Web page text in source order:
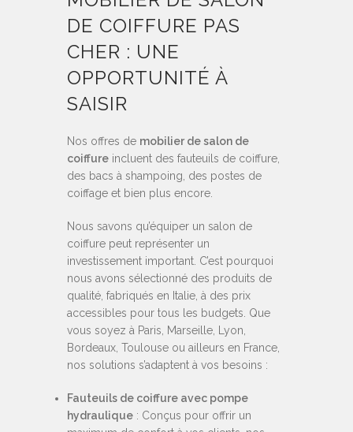
DE COIFFURE PAS
CHER : UNE
OPPORTUNITÉ À
SAISIR
Nos offres de mobilier de salon de
coiffure incluent des fauteuils de coiffure,
des bacs à shampoing, des postes de
coiffage et bien plus encore.
Nous savons qu’équiper un salon de
coiffure peut représenter un
investissement important. C’est pourquoi
nous avons sélectionné des produits de
qualité, fabriqués en Italie, à des prix
accessibles pour tous les budgets. Que
vous soyez à Paris, Marseille, Lyon,
Bordeaux, Toulouse ou ailleurs en France,
nos solutions s’adaptent à vos besoins :
Fauteuils de coiffure avec pompe
hydraulique : Conçus pour offrir un